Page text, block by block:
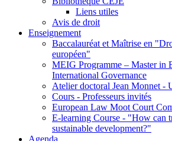
Liens utiles
Avis de droit
Enseignement
Baccalauréat et Maîtrise en
européen"
MEIG Programme – Master in
International Governance
Atelier doctoral Jean Monnet -
Cours - Professeurs invités
European Law Moot Court
E-learning Course - "How can
sustainable development?"
Agenda